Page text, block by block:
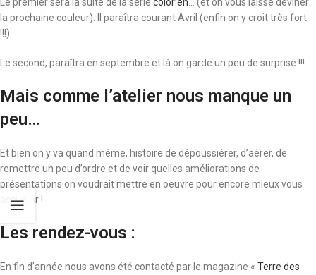
la prochaine couleur). Il paraîtra courant Avril (enfin on y croit très fort
!!!).
Le second, paraîtra en septembre et là on garde un peu de surprise !!!
Mais comme l’atelier nous manque un
peu…
Et bien on y va quand même, histoire de dépoussiérer, d’aérer, de
remettre un peu d’ordre et de voir quelles améliorations de
présentations on voudrait mettre en oeuvre pour encore mieux vous
accueillir !
Les rendez-vous :
En fin d’année nous avons été contacté par le magazine « Terre des